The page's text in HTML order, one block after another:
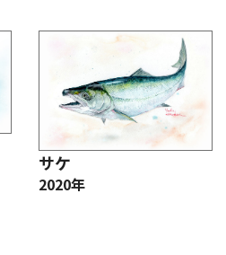
サケ
2020年